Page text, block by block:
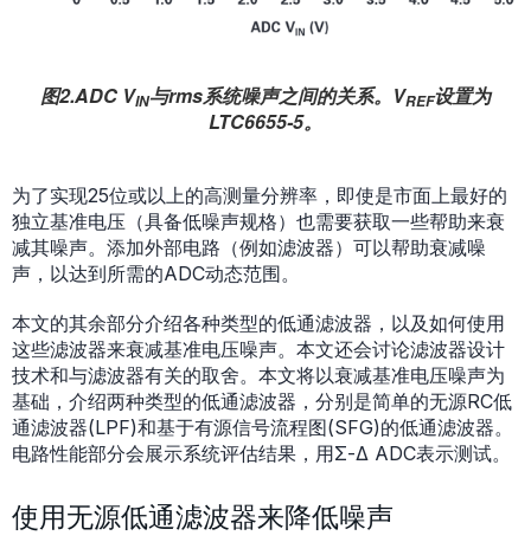
图2.ADC VIN与rms系统噪声之间的关系。VREF设置为
LTC6655-5。
为了实现25位或以上的高测量分辨率，即使是市面上最好的
独立基准电压（具备低噪声规格）也需要获取一些帮助来衰
减其噪声。添加外部电路（例如滤波器）可以帮助衰减噪
声，以达到所需的ADC动态范围。
本文的其余部分介绍各种类型的低通滤波器，以及如何使用
这些滤波器来衰减基准电压噪声。本文还会讨论滤波器设计
技术和与滤波器有关的取舍。本文将以衰减基准电压噪声为
基础，介绍两种类型的低通滤波器，分别是简单的无源RC低
通滤波器(LPF)和基于有源信号流程图(SFG)的低通滤波器。
电路性能部分会展示系统评估结果，用Σ-Δ ADC表示测试。
使用无源低通滤波器来降低噪声